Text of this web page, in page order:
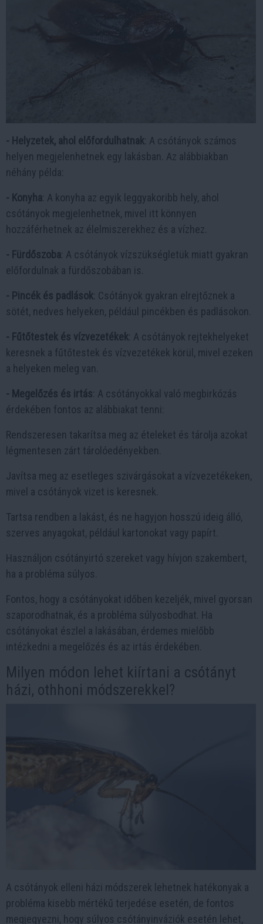
- Helyzetek, ahol előfordulhatnak : A csótányok számos
helyen megjelenhetnek egy lakásban. Az alábbiakban
néhány példa:
- Konyha : A konyha az egyik leggyakoribb hely, ahol
csótányok megjelenhetnek, mivel itt könnyen
hozzáférhetnek az élelmiszerekhez és a vízhez.
- Fürdőszoba : A csótányok vízszükségletük miatt gyakran
előfordulnak a fürdőszobában is.
- Pincék és padlások : Csótányok gyakran elrejtőznek a
sötét, nedves helyeken, például pincékben és padlásokon.
- Fűtőtestek és vízvezetékek : A csótányok rejtekhelyeket
keresnek a fűtőtestek és vízvezetékek körül, mivel ezeken
a helyeken meleg van.
- Megelőzés és irtás : A csótányokkal való megbirkózás
érdekében fontos az alábbiakat tenni:
Rendszeresen takarítsa meg az ételeket és tárolja azokat
légmentesen zárt tárolóedényekben.
Javítsa meg az esetleges szivárgásokat a vízvezetékeken,
mivel a csótányok vizet is keresnek.
Tartsa rendben a lakást, és ne hagyjon hosszú ideig álló,
szerves anyagokat, például kartonokat vagy papírt.
Használjon csótányirtó szereket vagy hívjon szakembert,
ha a probléma súlyos.
Fontos, hogy a csótányokat időben kezeljék, mivel gyorsan
szaporodhatnak, és a probléma súlyosbodhat. Ha
csótányokat észlel a lakásában, érdemes mielőbb
intézkedni a megelőzés és az irtás érdekében.
Milyen módon lehet kiírtani a csótányt
házi, othhoni módszerekkel?
A csótányok elleni házi módszerek lehetnek hatékonyak a
probléma kisebb mértékű terjedése esetén, de fontos
megjegyezni, hogy súlyos csótányinváziók esetén lehet,